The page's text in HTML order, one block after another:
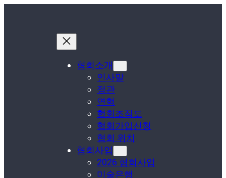
협회소개
인사말
정관
연혁
협회조직도
협회가입신청
협회 위치
협회사업
2026 협회사업
미술은행